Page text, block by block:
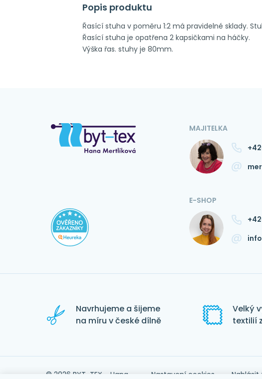
Popis produktu
Řasící stuha v poměru 1:2 má pravidelné sklady.
Řasící stuha je opatřena 2 kapsičkami na háčky.
Výška řas. stuhy je 80mm.
MAJITELKA
E-SHOP
Navrhujeme a šijeme
na míru v české dílně
Velký
textilií
© 2026 BYT-TEX - Hana Nastavení cookies Nahlásit